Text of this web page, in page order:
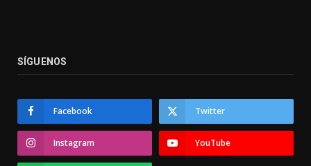
SÍGUENOS
Facebook Twitter
Instagram YouTube